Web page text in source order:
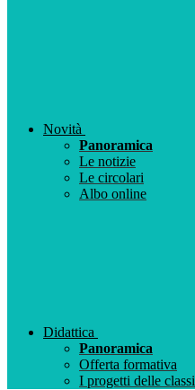
Novità
Panoramica
Le notizie
Le circolari
Albo online
Didattica
Panoramica
Offerta formativa
I progetti delle classi